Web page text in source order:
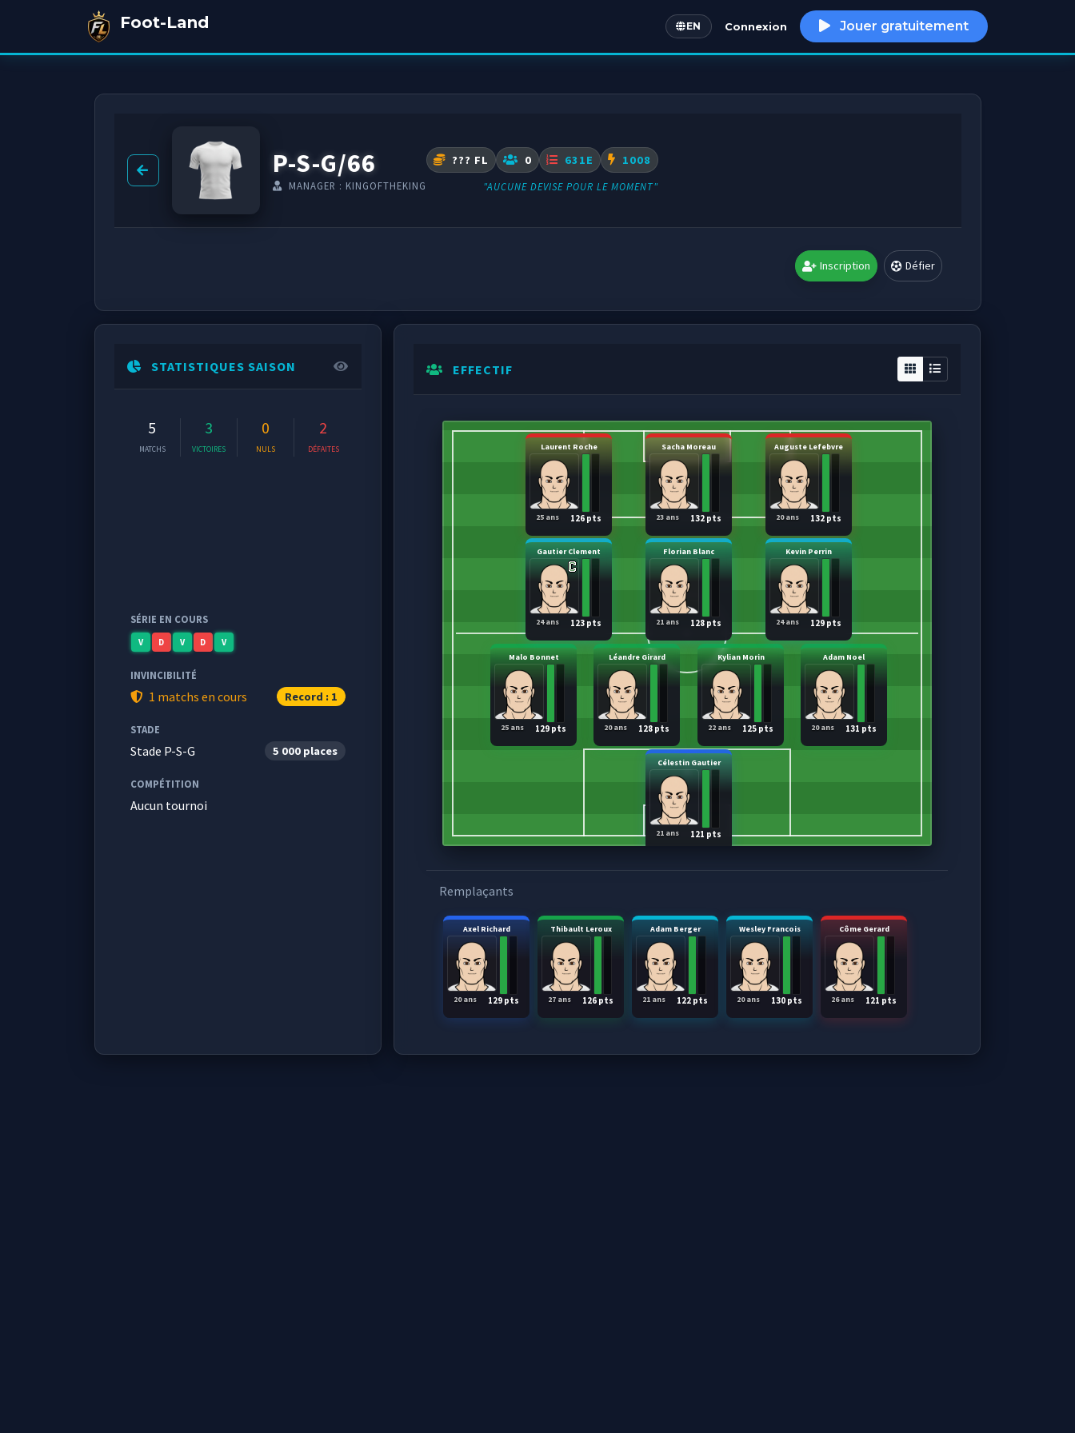
Foot-Land EN
English Connexion Jouer gratuitement
P-S-G/66
MANAGER : KINGOFTHEKING
??? FL 0 631E 1008
"AUCUNE DEVISE POUR LE MOMENT"
Inscription Défier
STATISTIQUES SAISON
5
MATCHS
3
VICTOIRES
0
NULS
2
DÉFAITES
SÉRIE EN COURS
V D V D V
INVINCIBILITÉ
1 matchs en cours Record : 1
STADE
Stade P-S-G 5 000 places
COMPÉTITION
Aucun tournoi
EFFECTIF
Célestin Gautier
121 pts
21 ans
Malo Bonnet
129 pts
25 ans
Léandre Girard
128 pts
20 ans
Kylian Morin
125 pts
22 ans
Adam Noel
131 pts
20 ans
Gautier Clement
123 pts
24 ans
Florian Blanc
128 pts
21 ans
Kevin Perrin
129 pts
24 ans
Laurent Roche
126 pts
25 ans
Sacha Moreau
132 pts
23 ans
Auguste Lefebvre
132 pts
20 ans
Remplaçants
Axel Richard
129 pts
20 ans
Thibault Leroux
126 pts
27 ans
Adam Berger
122 pts
21 ans
Wesley Francois
130 pts
20 ans
Côme Gerard
121 pts
26 ans